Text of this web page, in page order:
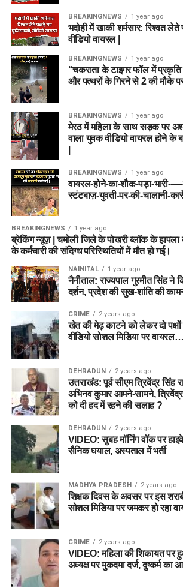
BREAKINGNEWS 1 year ago
भदोही में खाकी शर्मसार: रिश्वत
वीडियो वायरल |
BREAKINGNEWS 1 year ago
“चकराता के टाइगर फॉल में
और पत्थरों के गिरने से 2 की मौके
BREAKINGNEWS 1 year ago
मेरठ में महिला के साथ सड़क पर
वाला युवक वीडियो वायरल होने के
BREAKINGNEWS 1 year ago
वायरल-होने-का-शौक-पड़ा-भारी-
स्टंटबाज़-युवती-पर-की-चालानी-
BREAKINGNEWS 1 year ago
ब्रेकिंग न्यूज़ | चमोली जिले के पोखरी ब्लॉक के हापला
के कर्मचारी की संदिग्ध परिस्थितियों में मौत हो गई।
NAINITAL 1 year ago
नैनीताल: राज्यपाल गुरमीत सिंह ने
दर्शन, प्रदेश की सुख-शांति की
CRIME 2 years ago
खेत की मेढ़ काटने को लेकर दो
वीडियो सोशल मिडिया पर
DEHRADUN 2 years ago
उत्तराखंड: पूर्व सीएम त्रिवेंद्र सिंह
अभिनव कुमार आमने-सामने,
को दी हद में रहने की सलाह ?
DEHRADUN 2 years ago
VIDEO: सुबह मॉर्निंग वॉक पर
सैनिक घयाल, अस्पताल में भर्ती
MADHYA PRADESH 2 years ago
शिक्षक दिवस के अवसर पर इस
सोशल मिडिया पर जमकर हो रहा
CRIME 2 years ago
VIDEO: महिला की शिकायत पर
अध्यक्ष पर मुकदमा दर्ज, दुष्कर्म का